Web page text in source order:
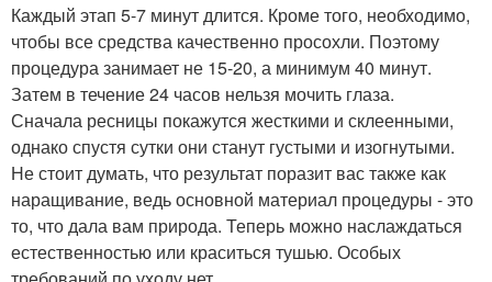
Каждый этап 5-7 минут длится. Кроме того, необходимо,
чтобы все средства качественно просохли. Поэтому
процедура занимает не 15-20, а минимум 40 минут.
Затем в течение 24 часов нельзя мочить глаза.
Сначала ресницы покажутся жесткими и склеенными,
однако спустя сутки они станут густыми и изогнутыми.
Не стоит думать, что результат поразит вас также как
наращивание, ведь основной материал процедуры - это
то, что дала вам природа. Теперь можно наслаждаться
естественностью или краситься тушью. Особых